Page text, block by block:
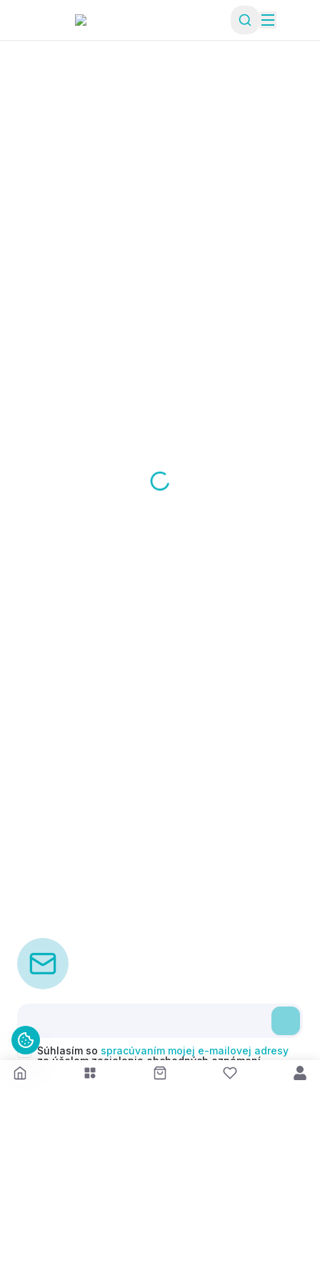
Súhlasím so spracúvaním mojej e-mailovej adresy
za účelom zasielania obchodných oznámení
(newsletterov) v súlade s čl. 6 ods. 1 písm. a)
Nariadenia GDPR. Svoj súhlas môžem kedykoľvek